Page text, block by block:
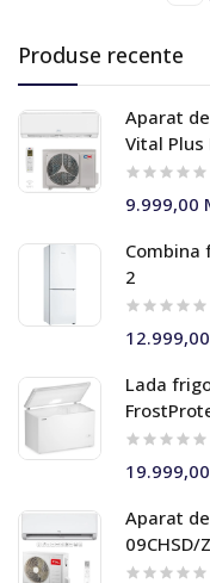
Produse recente
Aparat
Vital
9.999,00
Combina
2
Lada
Aparat